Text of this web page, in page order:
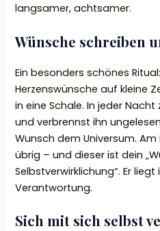
langsamer, achtsamer.
Wünsche schreiben
Ein besonders schönes
Herzenswünsche auf kleine
in eine Schale. In jeder
und verbrennst ihn
Wunsch dem Universum.
übrig – und dieser ist dein
Selbstverwirklichung“. Er
Verantwortung.
Sich mit sich selbst